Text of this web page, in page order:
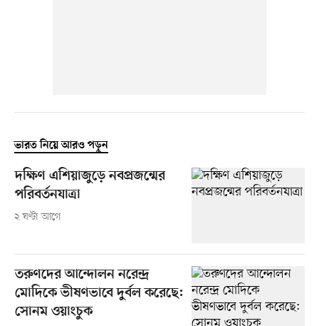
ভারত নিয়ে আরও পড়ুন
দক্ষিণ এশিয়াজুড়ে নবপ্রজন্মের
পরিবর্তনযাত্রা
২ ঘণ্টা আগে
তরুণদের আন্দোলন নরেন্দ্র
মোদিকে ভীষণভাবে দুর্বল করেছে:
সোনম ওয়াংচুক